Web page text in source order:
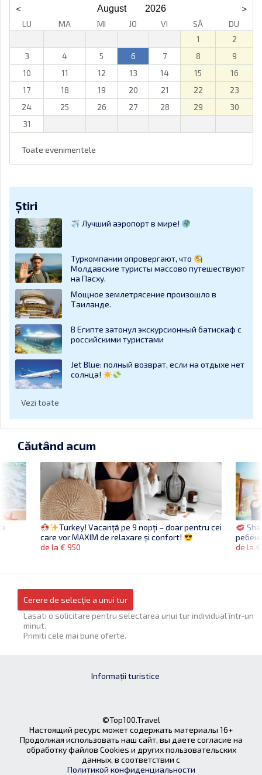
LU MA MI JO VI SÂ
DU
1
2
3
4 5 6 7 8
9
10
11 12 13 14 15
16
17
18 19 20 21 22
23
24
25 26 27 28 29
30
31
Toate evenimentele
Știri
Лучший аэропорт в мире!
Туркомпании опровергают, что
Молдавские туристы массово путешествуют
на Пасху.
Мощное землетрясение произошло в
Таиланде.
В Египте затонул экскурсионный батискаф с
российскими туристами
Jet Blue: полный возврат, если на отдыхе нет
солнца!
Vezi toate
de la
Căutând acum
Turkey! Vacanță pe 9 nopți – doar pentru cei
care vor MAXIM de relaxare și confort!
de la € 950
Cerere de selecție a unui tur
Lasati o solicitare pentru selectarea unui tur individual într-un
minut.
Primiti cele mai bune oferte.
Informații turistice
©Top100.Travel
Настоящий ресурс может содержать материалы 16+
Продолжая использовать наш сайт, вы даете согласие на
обработку файлов Cookies и других пользовательских
данных, в соответствии с
Политикой конфиденциальности